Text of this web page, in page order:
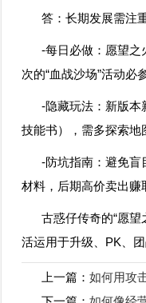
答：长期发展需注
-每日必做：愿望之
次的“血战沙场”活动必
-隐藏玩法：新版本
技能书），需多探索地
-防坑指南：避免盲
材料，后期高价卖出赚
古惑仔传奇的“愿
活运用于升级、PK、
上一篇： 如何用攻